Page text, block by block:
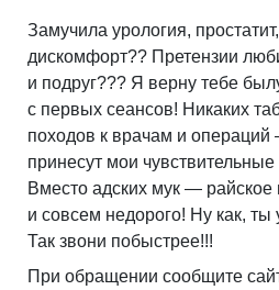
Замучила урология,
дискомфорт?? Претензии
и подруг??? Я верну тебе
с первых сеансов! Никаких
походов к врачам и операций
принесут мои
Вместо адских мук — райское
и совсем недорого! Ну как,
Так звони побыстрее!!!
При обращении сообщите